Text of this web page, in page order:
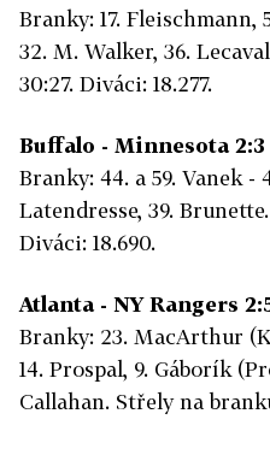
Branky: 17. Fleischmann,
32. M. Walker, 36.
30:27. Diváci: 18.277.
Buffalo - Minnesota 2:3
Branky: 44. a 59. Vanek -
Latendresse, 39.
Diváci: 18.690.
Atlanta - NY Rangers
Branky: 23. MacArthur
14. Prospal, 9. Gáborík
Callahan. Střely na